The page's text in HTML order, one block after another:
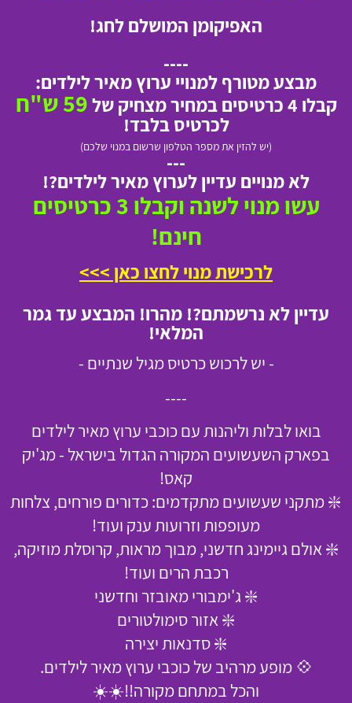
האפיקומן המושלם לחג!
----
מבצע מטורף למנויי ערוץ מאיר לילדים:
קבלו 4 כרטיסים במחיר מצחיק של
59 ש"ח
לכרטיס בלבד!
(יש להזין את מספר הטלפון שרשום במנוי שלכם)
---
לא מנויים עדיין לערוץ מאיר לילדים?!
עשו מנוי לשנה וקבלו 3 כרטיסים
חינם!
לרכישת מנוי לחצו כאן >>>
עדיין לא נרשמתם?! מהרו! המבצע עד גמר
המלאי!
- יש לרכוש כרטיס מגיל שנתיים -
----
בואו לבלות וליהנות עם כוכבי ערוץ מאיר לילדים
בפארק השעשועים המקורה הגדול בישראל - מג'יק
קאס!
❇️ מתקני שעשועים מתקדמים: כדורים פורחים, צלחות
מעופפות וזרועות ענק ועוד!
❇️ אולם גיימינג חדשני, מבוך מראות, קרוסלת מוזיקה,
רכבת הרים ועוד!
❇️ ג'ימבורי מאובזר וחדשני
❇️ אזור סימולטורים
❇️ סדנאות יצירה
💠 מופע מרהיב של כוכבי ערוץ מאיר לילדים.
והכל במתחם מקורה!!☀️☀️